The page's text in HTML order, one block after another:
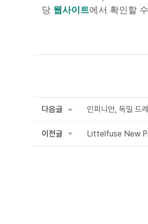
당 웹사이트에서 확인할
다음글 인피니언, 독일 드
이전글 Littelfuse New